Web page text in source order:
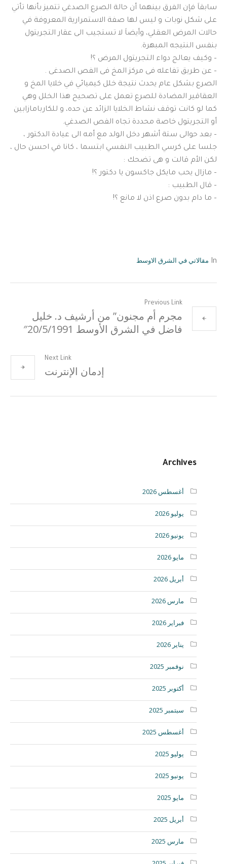
سابقاَ فإن الفرق بينهما أن حالة الصرع الصدغي تتميز بأنها تأتي
على شكل نوبات و ليس لها صفة الاستمرارية المعروفة في
حالات المرض العقلي، وأيضاَ لا تستجيب الى عقار التجريتول
بنفس النتيجه المبهرة.
– وكيف يعالج دواء التجريتول المرض ؟!
– عن طريق تفاعله فى مركز المخ فى الفص الصدغى .
الصرع بشكل عام يحدث نتيجة خلل كيميائي في خلايا المخ و
العقاقير المضادة للصرع تعمل على تصحيح هذا الخلل وهي
كما لو كانت توقف نشاط الخلايا الزائد عن حده، و للكاربامازابين
أو التجريتول خاصة محددة تجاه الفص الصدغي.
– بعد حوالى ستة أشهر دخل الولد مع أمه الى عيادة الدكتور ،
جلسا على كرسي الطبيب النفسي ابتسما ، كانا في احسن حال ،
لكن الأم قالت و هى تضحك :
– مازال يحب مايكل جاكسون يا دكتور ؟!
– قال الطبيب :
– ما دام بدون صرع اذن لا مانع ؟!
In مقالاتي في الشرق الاوسط
Previous Link
مجرم أم مجنون” من أرشيف د. خليل
فاضل في الشرق الأوسط 20/5/1991″
Next Link
إدمان الإنترنت
Archives
أغسطس 2026
يوليو 2026
يونيو 2026
مايو 2026
أبريل 2026
مارس 2026
فبراير 2026
يناير 2026
نوفمبر 2025
أكتوبر 2025
سبتمبر 2025
أغسطس 2025
يوليو 2025
يونيو 2025
مايو 2025
أبريل 2025
مارس 2025